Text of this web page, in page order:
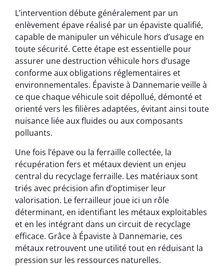
L’intervention débute généralement par un
enlèvement épave réalisé par un épaviste qualifié,
capable de manipuler un véhicule hors d’usage en
toute sécurité. Cette étape est essentielle pour
assurer une destruction véhicule hors d’usage
conforme aux obligations réglementaires et
environnementales. Épaviste à Dannemarie veille à
ce que chaque véhicule soit dépollué, démonté et
orienté vers les filières adaptées, évitant ainsi toute
nuisance liée aux fluides ou aux composants
polluants.
Une fois l’épave ou la ferraille collectée, la
récupération fers et métaux devient un enjeu
central du recyclage ferraille. Les matériaux sont
triés avec précision afin d’optimiser leur
valorisation. Le ferrailleur joue ici un rôle
déterminant, en identifiant les métaux exploitables
et en les intégrant dans un circuit de recyclage
efficace. Grâce à Épaviste à Dannemarie, ces
métaux retrouvent une utilité tout en réduisant la
pression sur les ressources naturelles.